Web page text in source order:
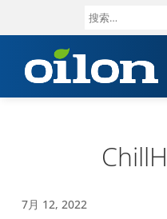
搜
7月 12, 2022